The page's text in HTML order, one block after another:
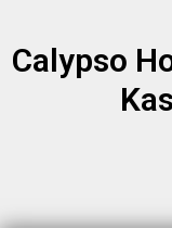
Calypso